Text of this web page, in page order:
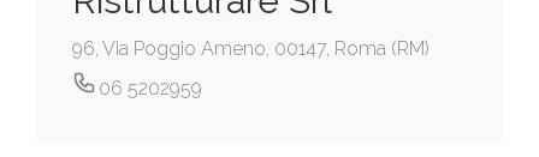
96, Via Poggio Ameno, 00147, Roma (RM)
06 5202959